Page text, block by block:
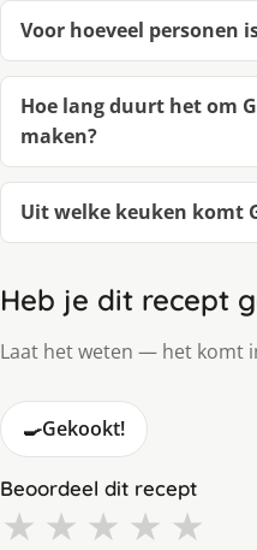
Voor hoeveel personen
Hoe lang duurt het om
maken?
Uit welke keuken komt
Heb je dit recept
Laat het weten — het komt
🍳Gekookt!
Beoordeel dit recept
★ ★ ★ ★ ★